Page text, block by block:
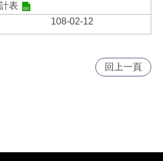
計表
108-02-12
回上一頁